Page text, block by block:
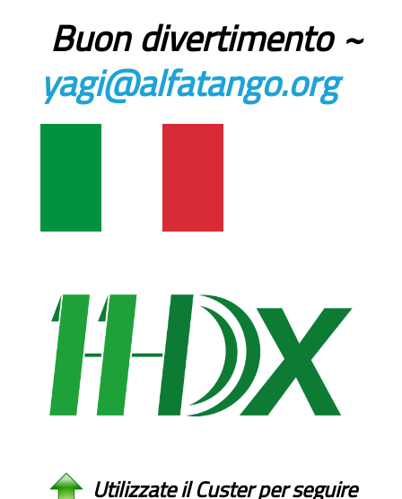
Buon divertimento ~
yagi@alfatango.org
Utilizzate il Custer per seguire